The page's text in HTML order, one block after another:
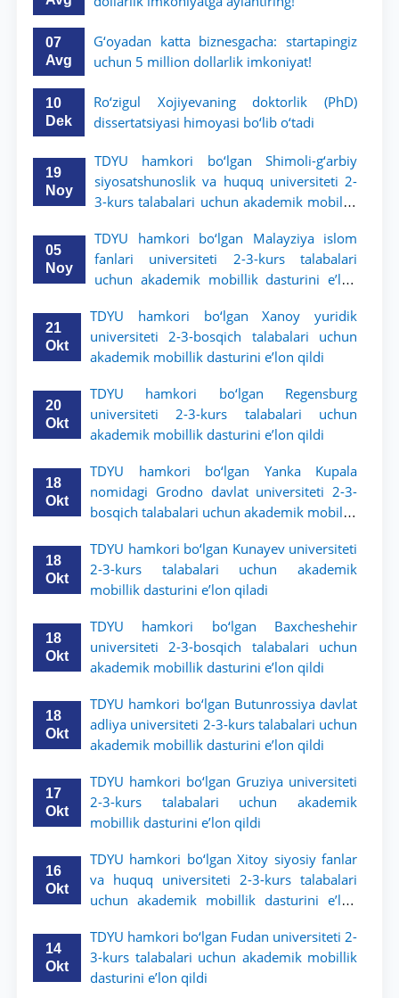
07
Avg
G‘oyadan katta biznesgacha: startapingiz
uchun 5 million dollarlik imkoniyat!
10
Dek
Ro‘zigul Xojiyevaning doktorlik (PhD)
dissertatsiyasi himoyasi bo‘lib o‘tadi
19
Noy
TDYU hamkori bo‘lgan Shimoli-g‘arbiy
siyosatshunoslik va huquq universiteti 2-
3-kurs talabalari uchun akademik mobillik
05
Noy
TDYU hamkori bo‘lgan Malayziya islom
fanlari universiteti 2-3-kurs talabalari
uchun akademik mobillik dasturini e’lon
21
Okt
TDYU hamkori bo‘lgan Xanoy yuridik
universiteti 2-3-bosqich talabalari uchun
akademik mobillik dasturini e’lon qildi
20
Okt
TDYU hamkori bo‘lgan Regensburg
universiteti 2-3-kurs talabalari uchun
akademik mobillik dasturini e’lon qildi
18
Okt
TDYU hamkori bo‘lgan Yanka Kupala
nomidagi Grodno davlat universiteti 2-3-
bosqich talabalari uchun akademik mobillik
18
Okt
TDYU hamkori bo‘lgan Kunayev universiteti
2-3-kurs talabalari uchun akademik
mobillik dasturini e’lon qiladi
18
Okt
TDYU hamkori bo‘lgan Baxcheshehir
universiteti 2-3-bosqich talabalari uchun
akademik mobillik dasturini e’lon qildi
18
Okt
TDYU hamkori bo‘lgan Butunrossiya davlat
adliya universiteti 2-3-kurs talabalari uchun
akademik mobillik dasturini e’lon qildi
17
Okt
TDYU hamkori bo‘lgan Gruziya universiteti
2-3-kurs talabalari uchun akademik
mobillik dasturini e’lon qildi
16
Okt
TDYU hamkori bo‘lgan Xitoy siyosiy fanlar
va huquq universiteti 2-3-kurs talabalari
uchun akademik mobillik dasturini e’lon
14
Okt
TDYU hamkori bo‘lgan Fudan universiteti 2-
3-kurs talabalari uchun akademik mobillik
dasturini e’lon qildi